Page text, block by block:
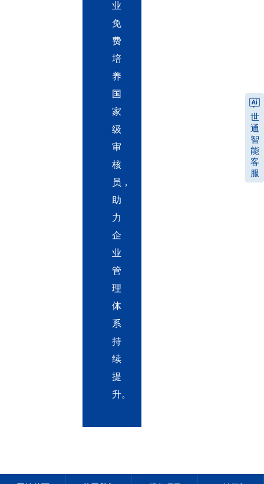
业
免
费
培
养
国
家
级
审
核
员，
助
力
企
业
管
理
体
系
持
续
提
升。
世
通
智
能
客
服